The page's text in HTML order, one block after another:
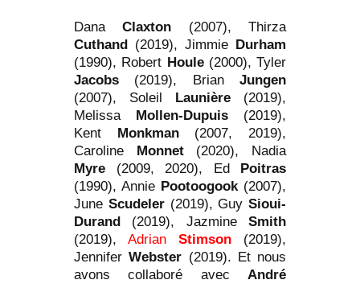
DanaClaxton (2007), Thirza
Cuthand (2019), Jimmie Durham
(1990), Robert Houle(2000), Tyler
Jacobs (2019), Brian Jungen
(2007), Soleil Launière (2019),
Melissa Mollen-Dupuis (2019),
Kent Monkman(2007, 2019),
Caroline Monnet(2020), Nadia
Myre (2009, 2020), Ed Poitras
(1990), Annie Pootoogook(2007),
June Scudeler (2019), Guy Sioui-
Durand (2019), Jazmine Smith
(2019), Adrian Stimson (2019),
JenniferWebster (2019). Et nous
avons collaboré avec André